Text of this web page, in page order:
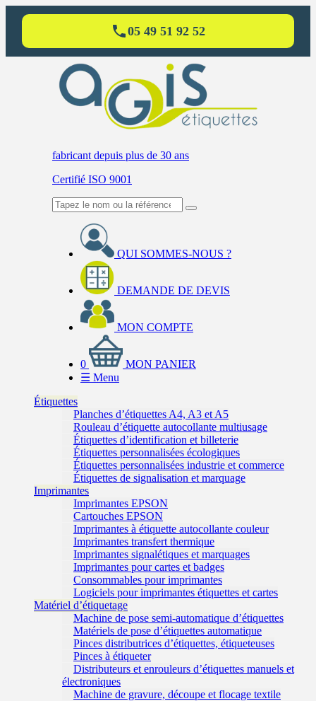
05 49 51 92 52
fabricant depuis plus de 30 ans
Certifié ISO 9001
QUI SOMMES-NOUS ?
DEMANDE DE DEVIS
MON COMPTE
0
MON PANIER
☰ Menu
Étiquettes
Planches d’étiquettes A4, A3 et A5
Rouleau d’étiquette autocollante multiusage
Étiquettes d’identification et billeterie
Étiquettes personnalisées écologiques
Étiquettes personnalisées industrie et commerce
Étiquettes de signalisation et marquage
Imprimantes
Imprimantes EPSON
Cartouches EPSON
Imprimantes à étiquette autocollante couleur
Imprimantes transfert thermique
Imprimantes signalétiques et marquages
Imprimantes pour cartes et badges
Consommables pour imprimantes
Logiciels pour imprimantes étiquettes et cartes
Matériel d’étiquetage
Machine de pose semi-automatique d’étiquettes
Matériels de pose d’étiquettes automatique
Pinces distributrices d’étiquettes, étiqueteuses
Pinces à étiqueter
Distributeurs et enrouleurs d’étiquettes manuels et
électroniques
Machine de gravure, découpe et flocage textile